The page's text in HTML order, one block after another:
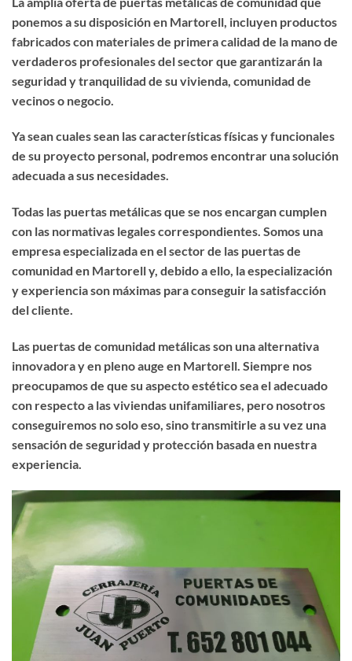
ponemos a su disposición en Martorell, incluyen productos
fabricados con materiales de primera calidad de la mano de
verdaderos profesionales del sector que garantizarán la
seguridad y tranquilidad de su vivienda, comunidad de
vecinos o negocio.
Ya sean cuales sean las características físicas y funcionales
de su proyecto personal, podremos encontrar una solución
adecuada a sus necesidades.
Todas las puertas metálicas que se nos encargan cumplen
con las normativas legales correspondientes. Somos una
empresa especializada en el sector de las puertas de
comunidad en Martorell y, debido a ello, la especialización
y experiencia son máximas para conseguir la satisfacción
del cliente.
Las puertas de comunidad metálicas son una alternativa
innovadora y en pleno auge en Martorell. Siempre nos
preocupamos de que su aspecto estético sea el adecuado
con respecto a las viviendas unifamiliares, pero nosotros
conseguiremos no solo eso, sino transmitirle a su vez una
sensación de seguridad y protección basada en nuestra
experiencia.